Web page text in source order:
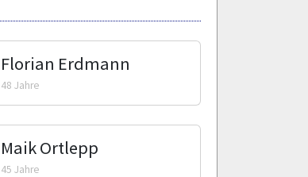
Florian Erdmann
48 Jahre
Maik Ortlepp
45 Jahre